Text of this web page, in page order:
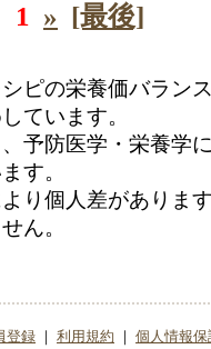
1 » [最後]
ピの栄養価バラン
ています。
予防医学・栄養学
す。
り個人差がありま
ん。
登録 利用規約 個人情報保